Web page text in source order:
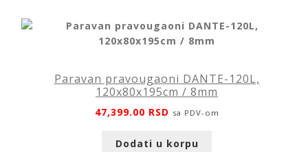
Paravan pravougaoni DANTE-120L,
120x80x195cm / 8mm
47,399.00 RSD sa PDV-om
Dodati u korpu